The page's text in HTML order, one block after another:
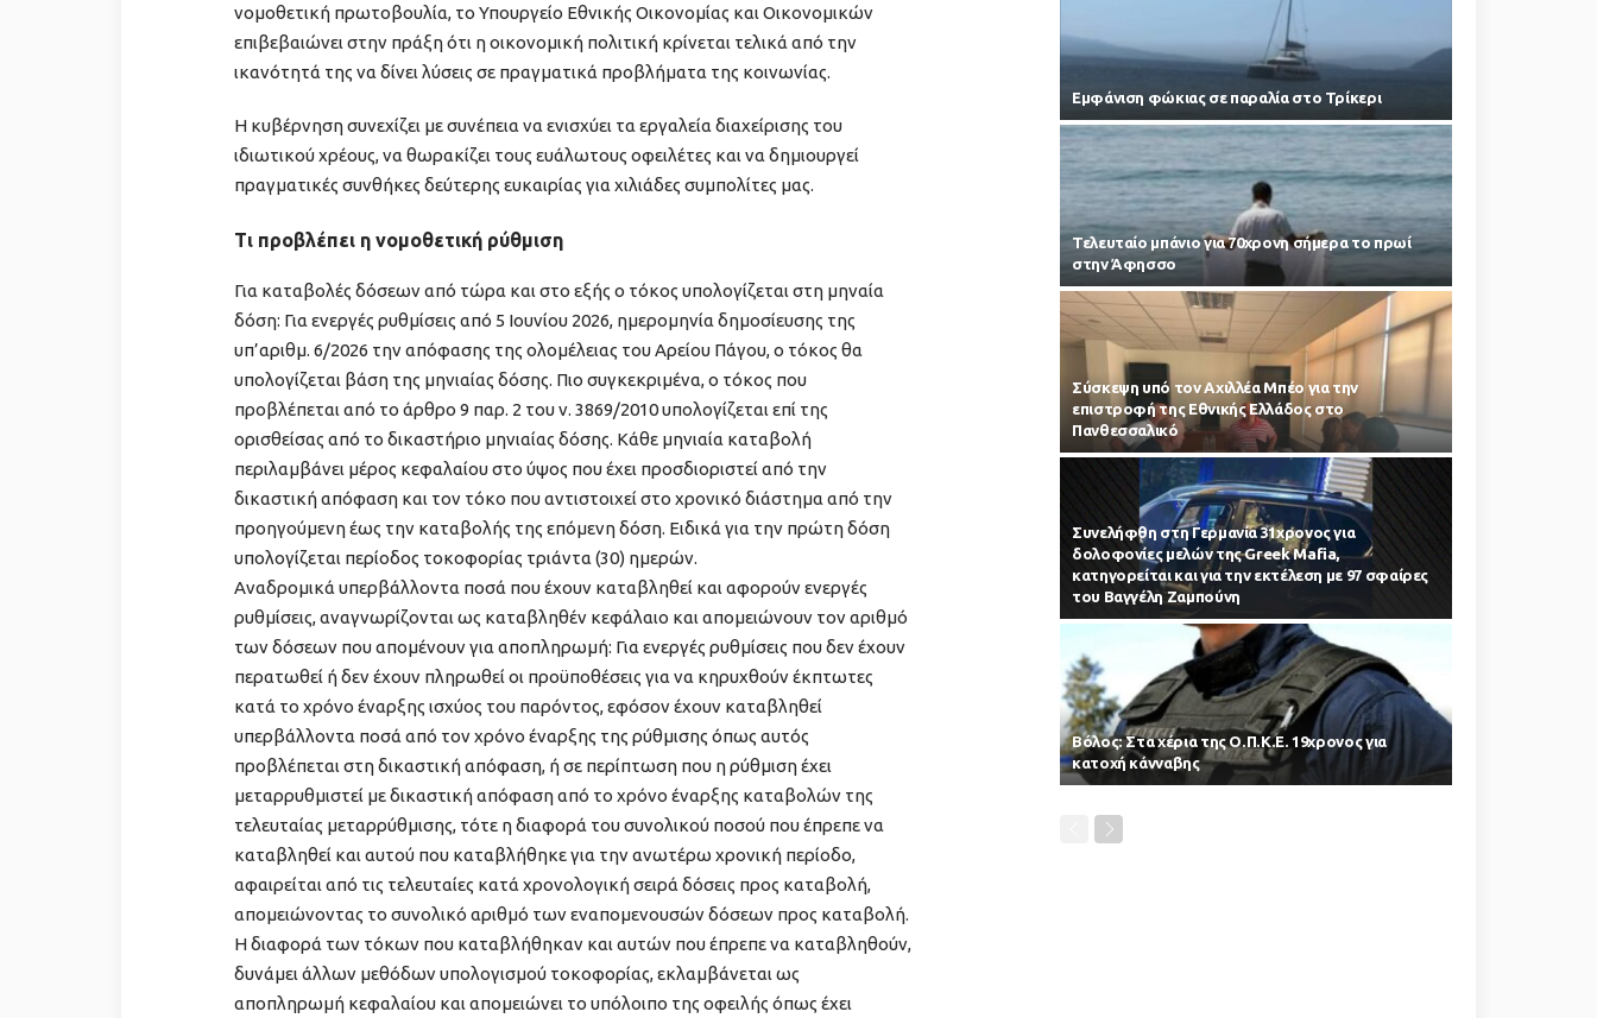
νομοθετική πρωτοβουλία, το Υπουργείο Εθνικής Οικονομίας και Οικονομικών
επιβεβαιώνει στην πράξη ότι η οικονομική πολιτική κρίνεται τελικά από την
ικανότητά της να δίνει λύσεις σε πραγματικά προβλήματα της κοινωνίας.
Η κυβέρνηση συνεχίζει με συνέπεια να ενισχύει τα εργαλεία διαχείρισης του
ιδιωτικού χρέους, να θωρακίζει τους ευάλωτους οφειλέτες και να δημιουργεί
πραγματικές συνθήκες δεύτερης ευκαιρίας για χιλιάδες συμπολίτες μας.
Τι προβλέπει η νομοθετική ρύθμιση
Για καταβολές δόσεων από τώρα και στο εξής ο τόκος υπολογίζεται στη μηναία
δόση: Για ενεργές ρυθμίσεις από 5 Ιουνίου 2026, ημερομηνία δημοσίευσης της
υπ’αριθμ. 6/2026 την απόφασης της ολομέλειας του Αρείου Πάγου, ο τόκος θα
υπολογίζεται βάση της μηνιαίας δόσης. Πιο συγκεκριμένα, ο τόκος που
προβλέπεται από το άρθρο 9 παρ. 2 του ν. 3869/2010 υπολογίζεται επί της
ορισθείσας από το δικαστήριο μηνιαίας δόσης. Κάθε μηνιαία καταβολή
περιλαμβάνει μέρος κεφαλαίου στο ύψος που έχει προσδιοριστεί από την
δικαστική απόφαση και τον τόκο που αντιστοιχεί στο χρονικό διάστημα από την
προηγούμενη έως την καταβολής της επόμενη δόση. Ειδικά για την πρώτη δόση
υπολογίζεται περίοδος τοκοφορίας τριάντα (30) ημερών.
Αναδρομικά υπερβάλλοντα ποσά που έχουν καταβληθεί και αφορούν ενεργές
ρυθμίσεις, αναγνωρίζονται ως καταβληθέν κεφάλαιο και απομειώνουν τον αριθμό
των δόσεων που απομένουν για αποπληρωμή: Για ενεργές ρυθμίσεις που δεν έχουν
περατωθεί ή δεν έχουν πληρωθεί οι προϋποθέσεις για να κηρυχθούν έκπτωτες
κατά το χρόνο έναρξης ισχύος του παρόντος, εφόσον έχουν καταβληθεί
υπερβάλλοντα ποσά από τον χρόνο έναρξης της ρύθμισης όπως αυτός
προβλέπεται στη δικαστική απόφαση, ή σε περίπτωση που η ρύθμιση έχει
μεταρρυθμιστεί με δικαστική απόφαση από το χρόνο έναρξης καταβολών της
τελευταίας μεταρρύθμισης, τότε η διαφορά του συνολικού ποσού που έπρεπε να
καταβληθεί και αυτού που καταβλήθηκε για την ανωτέρω χρονική περίοδο,
αφαιρείται από τις τελευταίες κατά χρονολογική σειρά δόσεις προς καταβολή,
απομειώνοντας το συνολικό αριθμό των εναπομενουσών δόσεων προς καταβολή.
Η διαφορά των τόκων που καταβλήθηκαν και αυτών που έπρεπε να καταβληθούν,
δυνάμει άλλων μεθόδων υπολογισμού τοκοφορίας, εκλαμβάνεται ως
αποπληρωμή κεφαλαίου και απομειώνει το υπόλοιπο της οφειλής όπως έχει
Εμφάνιση φώκιας σε παραλία στο Τρίκερι
Τελευταίο μπάνιο για 70χρονη σήμερα το πρωί
στην Άφησσο
Σύσκεψη υπό τον Αχιλλέα Μπέο για την
επιστροφή της Εθνικής Ελλάδος στο
Πανθεσσαλικό
Συνελήφθη στη Γερμανία 31χρονος για
δολοφονίες μελών της Greek Mafia,
κατηγορείται και για την εκτέλεση με 97 σφαίρες
του Βαγγέλη Ζαμπούνη
Βόλος: Στα χέρια της Ο.Π.Κ.Ε. 19χρονος για
κατοχή κάνναβης